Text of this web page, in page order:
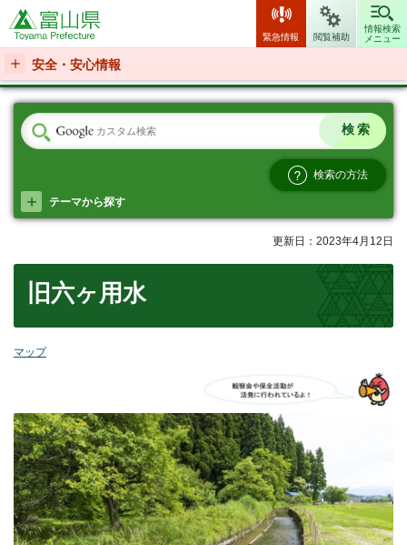
富山県
緊急情報 閲覧補助
情報検索
メニュー
安全・安心情報
検索の方法
テーマから探す
更新日：2023年4月12日
旧六ヶ用水
マップ